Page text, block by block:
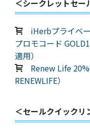
＜シークレットセー
iHerbプライベ
プロモコード
適用）
Renew Life
RENEWLIFE）
＜セールクイックリ